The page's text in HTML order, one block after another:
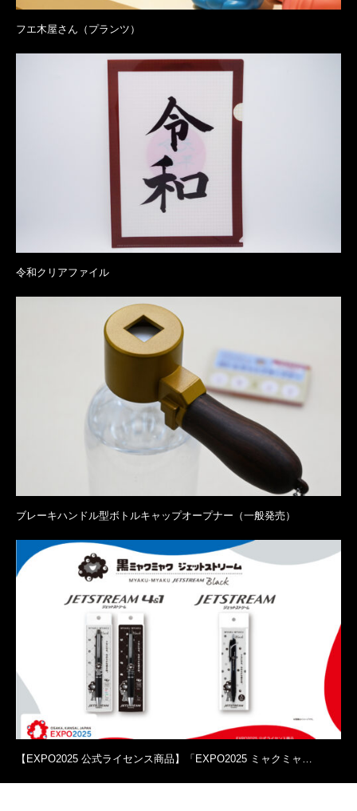
フエ木屋さん（プランツ）
令和クリアファイル
ブレーキハンドル型ボトルキャップオープナー（一般発売）
【EXPO2025 公式ライセンス商品】「EXPO2025 ミャクミャ…